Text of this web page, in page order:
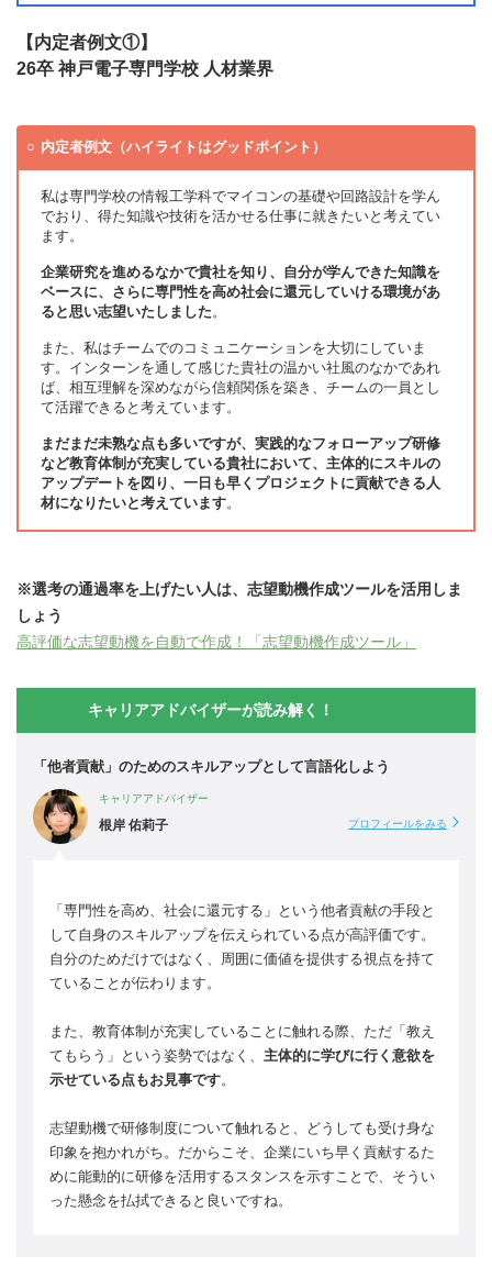
【内定者例文①】
26卒 神戸電子専門学校 人材業界
内定者例文（ハイライトはグッドポイント）
私は専門学校の情報工学科でマイコンの基礎や回路設計を学ん
でおり、得た知識や技術を活かせる仕事に就きたいと考えてい
ます。
企業研究を進めるなかで貴社を知り、自分が学んできた知識を
ベースに、さらに専門性を高め社会に還元していける環境があ
ると思い志望いたしました 。
また、私はチームでのコミュニケーションを大切にしていま
す。インターンを通して感じた貴社の温かい社風のなかであれ
ば、相互理解を深めながら信頼関係を築き、チームの一員とし
て活躍できると考えています。
まだまだ未熟な点も多いですが、実践的なフォローアップ研修
など教育体制が充実している貴社において、主体的にスキルの
アップデートを図り、一日も早くプロジェクトに貢献できる人
材になりたいと考えています。
※選考の通過率を上げたい人は、志望動機作成ツールを活用しま
しょう
高評価な志望動機を自動で作成！「志望動機作成ツール」
キャリアアドバイザーが読み解く！
「他者貢献」のためのスキルアップとして言語化しよう
キャリアアドバイザー
根岸 佑莉子 プロフィールをみる
「専門性を高め、社会に還元する」という他者貢献の手段と
して自身のスキルアップを伝えられている点が高評価です。
自分のためだけではなく、周囲に価値を提供する視点を持て
ていることが伝わります。
また、教育体制が充実していることに触れる際、ただ「教え
てもらう」という姿勢ではなく、 主体的に学びに行く意欲を
示せている点もお見事です。
志望動機で研修制度について触れると、どうしても受け身な
印象を抱かれがち。だからこそ、企業にいち早く貢献するた
めに能動的に研修を活用するスタンスを示すことで、そうい
った懸念を払拭できると良いですね。